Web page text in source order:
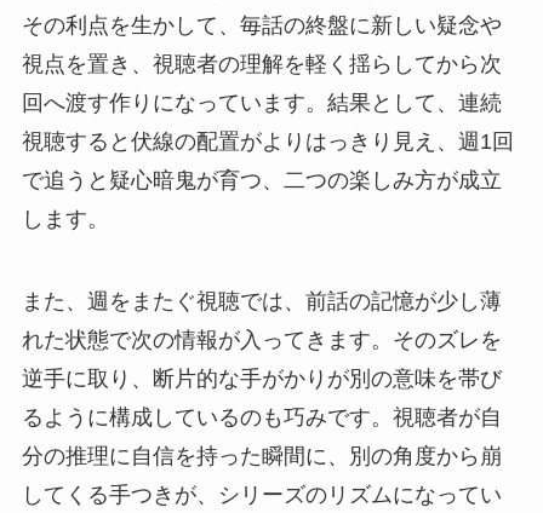
その利点を生かして、毎話の終盤に新しい疑念や
視点を置き、視聴者の理解を軽く揺らしてから次
回へ渡す作りになっています。結果として、連続
視聴すると伏線の配置がよりはっきり見え、週1回
で追うと疑心暗鬼が育つ、二つの楽しみ方が成立
します。
また、週をまたぐ視聴では、前話の記憶が少し薄
れた状態で次の情報が入ってきます。そのズレを
逆手に取り、断片的な手がかりが別の意味を帯び
るように構成しているのも巧みです。視聴者が自
分の推理に自信を持った瞬間に、別の角度から崩
してくる手つきが、シリーズのリズムになってい